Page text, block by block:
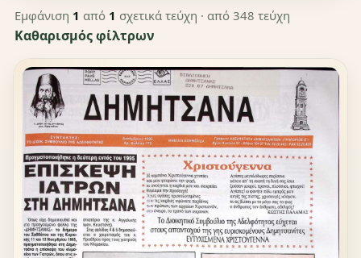
Εμφάνιση 1 από 1 σχετικά τεύχη · από 348 τεύχη
Καθαρισμός φίλτρων